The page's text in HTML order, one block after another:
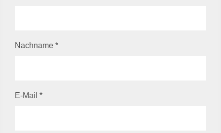
Nachname *
E-Mail *